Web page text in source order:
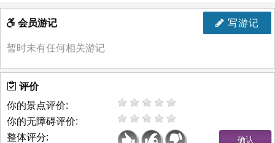
写游记
会员游记
暂时未有任何相关游记
评价
你的景点评价:
你的无障碍评价:
整体评分: